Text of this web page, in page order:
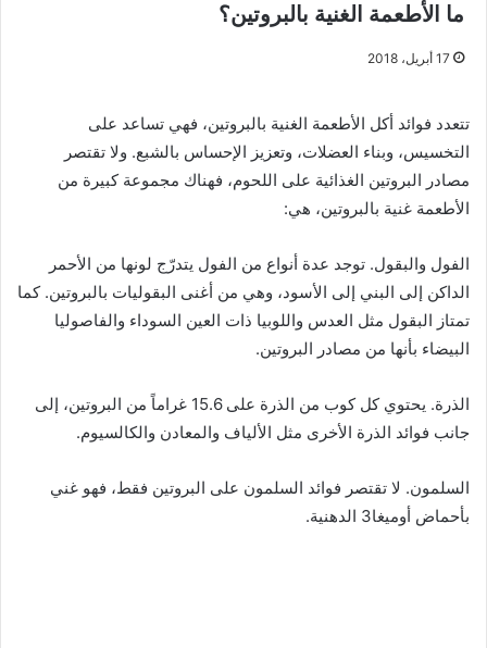
ما الأطعمة الغنية بالبروتين؟
17 أبريل، 2018
تتعدد فوائد أكل الأطعمة الغنية بالبروتين، فهي تساعد على
التخسيس، وبناء العضلات، وتعزيز الإحساس بالشبع. ولا تقتصر
مصادر البروتين الغذائية على اللحوم، فهناك مجموعة كبيرة من
الأطعمة غنية بالبروتين، هي:
الفول والبقول. توجد عدة أنواع من الفول يتدرّج لونها من الأحمر
الداكن إلى البني إلى الأسود، وهي من أغنى البقوليات بالبروتين. كما
تمتاز البقول مثل العدس واللوبيا ذات العين السوداء والفاصوليا
البيضاء بأنها من مصادر البروتين.
الذرة. يحتوي كل كوب من الذرة على 15.6 غراماً من البروتين، إلى
جانب فوائد الذرة الأخرى مثل الألياف والمعادن والكالسيوم.
السلمون. لا تقتصر فوائد السلمون على البروتين فقط، فهو غني
بأحماض أوميغا3 الدهنية.